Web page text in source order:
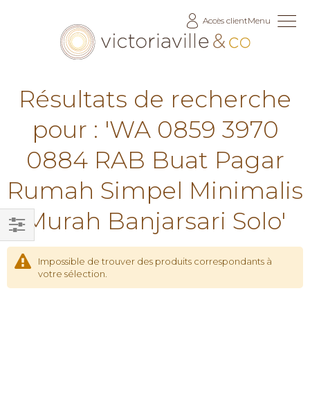
Accès clientMenu
Résultats de recherche
pour : 'WA 0859 3970
0884 RAB Buat Pagar
Rumah Simpel Minimalis
Murah Banjarsari Solo'
Impossible de trouver des produits correspondants à
votre sélection.
Filtrer
par